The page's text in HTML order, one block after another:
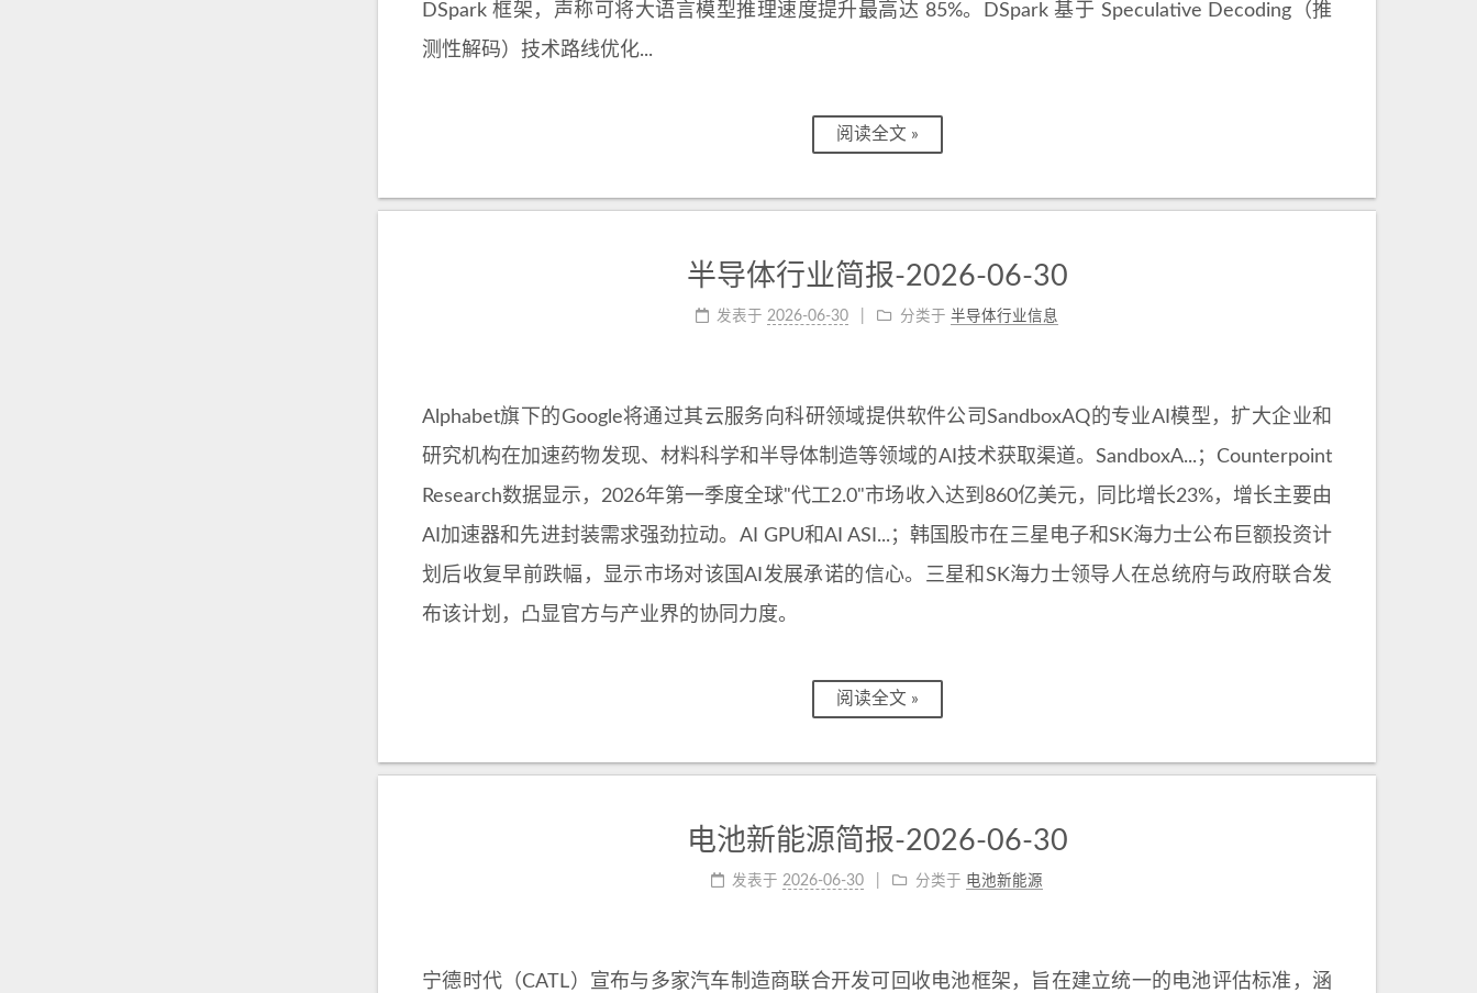
DSpark 框架，声称可将大语言模型推理速度提升最高达 85%。DSpark 基于 Speculative Decoding（推
测性解码）技术路线优化...
阅读全文 »
半导体行业简报-2026-06-30
发表于 2026-06-30 分类于 半导体行业信息
Alphabet旗下的Google将通过其云服务向科研领域提供软件公司SandboxAQ的专业AI模型，扩大企业和
研究机构在加速药物发现、材料科学和半导体制造等领域的AI技术获取渠道。SandboxA...；Counterpoint
Research数据显示，2026年第一季度全球"代工2.0"市场收入达到860亿美元，同比增长23%，增长主要由
AI加速器和先进封装需求强劲拉动。AI GPU和AI ASI...；韩国股市在三星电子和SK海力士公布巨额投资计
划后收复早前跌幅，显示市场对该国AI发展承诺的信心。三星和SK海力士领导人在总统府与政府联合发
布该计划，凸显官方与产业界的协同力度。
阅读全文 »
电池新能源简报-2026-06-30
发表于 2026-06-30 分类于 电池新能源
宁德时代（CATL）宣布与多家汽车制造商联合开发可回收电池框架，旨在建立统一的电池评估标准，涵